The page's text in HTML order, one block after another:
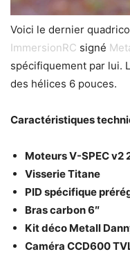
Voici le dernier
ImmersionRC signé
spécifiquement par lui.
des hélices 6 pouces.
Caractéristiques
Moteurs V-SPEC v2
Visserie Titane
PID spécifique
Bras carbon 6″
Kit déco Metall
Caméra CCD600